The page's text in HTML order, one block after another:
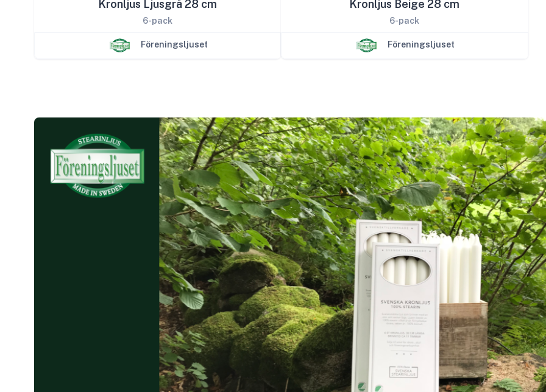
Kronljus Ljusgrå 28 cm
6-pack
Föreningsljuset
Kronljus Beige 28 cm
6-pack
Föreningsljuset